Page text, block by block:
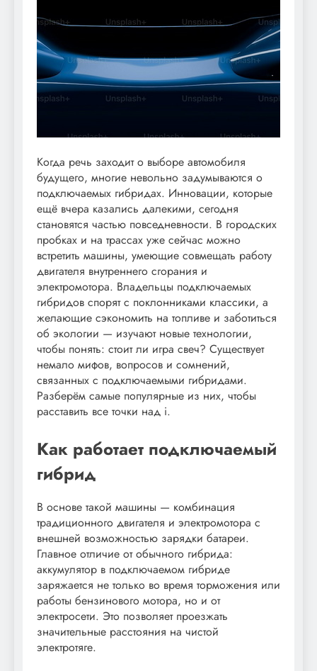
Когда речь заходит о выборе автомобиля
будущего, многие невольно задумываются о
подключаемых гибридах. Инновации, которые
ещё вчера казались далекими, сегодня
становятся частью повседневности. В городских
пробках и на трассах уже сейчас можно
встретить машины, умеющие совмещать работу
двигателя внутреннего сгорания и
электромотора. Владельцы подключаемых
гибридов спорят с поклонниками классики, а
желающие сэкономить на топливе и заботиться
об экологии — изучают новые технологии,
чтобы понять: стоит ли игра свеч? Существует
немало мифов, вопросов и сомнений,
связанных с подключаемыми гибридами.
Разберём самые популярные из них, чтобы
расставить все точки над i.
Как работает подключаемый
гибрид
В основе такой машины — комбинация
традиционного двигателя и электромотора с
внешней возможностью зарядки батареи.
Главное отличие от обычного гибрида:
аккумулятор в подключаемом гибриде
заряжается не только во время торможения или
работы бензинового мотора, но и от
электросети. Это позволяет проезжать
значительные расстояния на чистой
электротяге.